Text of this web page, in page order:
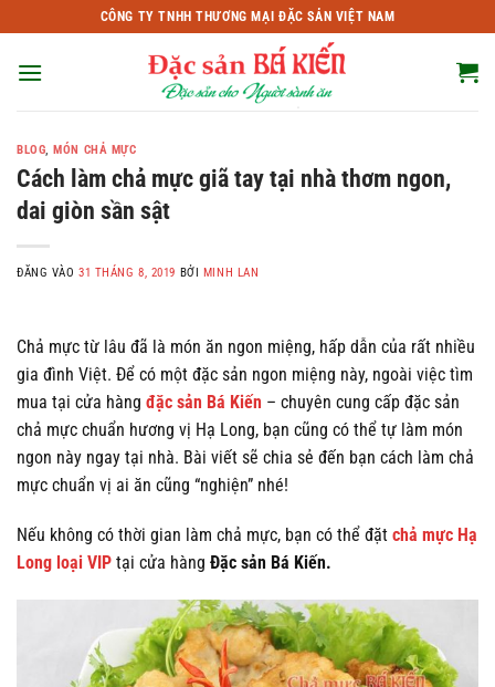
qua
nội
CÔNG TY TNHH THƯƠNG MẠI ĐẶC SẢN VIỆT NAM
BLOG,MÓN CHẢ MỰC
Cách làm chả mực giã tay tại nhà thơm ngon,
dai giòn sần sật
ĐĂNG VÀO31 THÁNG 8, 2019 BỞI MINH LAN
Chả mực từ lâu đã là món ăn ngon miệng, hấp dẫn của rất nhiều
gia đình Việt. Để có một đặc sản ngon miệng này, ngoài việc tìm
mua tại cửa hàng đặc sản Bá Kiến – chuyên cung cấp đặc sản
chả mực chuẩn hương vị Hạ Long, bạn cũng có thể tự làm món
ngon này ngay tại nhà. Bài viết sẽ chia sẻ đến bạn cách làm chả
mực chuẩn vị ai ăn cũng “nghiện” nhé!
Nếu không có thời gian làm chả mực, bạn có thể đặt chả mực Hạ
Long loại VIP tại cửa hàng Đặc sản Bá Kiến.